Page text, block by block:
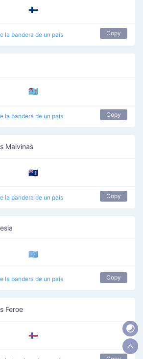
🇫🇮
la bandera de un país Copy
🇫🇯
la bandera de un país Copy
Malvinas
🇫🇰
la bandera de un país Copy
🇫🇲
la bandera de un país Copy
Feroe
🇫🇴